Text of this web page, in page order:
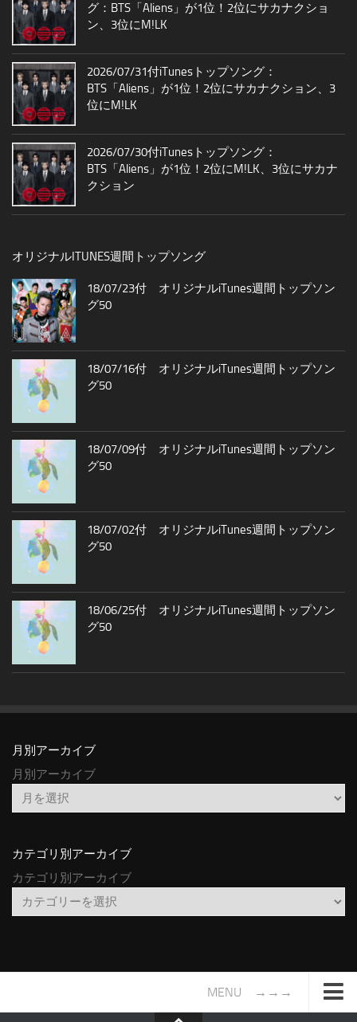
グ：BTS「Aliens」が1位！2位にサカナクショ
ン、3位にM!LK
2026/07/31付iTunesトップソング：
BTS「Aliens」が1位！2位にサカナクション、3
位にM!LK
2026/07/30付iTunesトップソング：
BTS「Aliens」が1位！2位にM!LK、3位にサカナ
クション
オリジナルITUNES週間トップソング
18/07/23付 オリジナルiTunes週間トップソン
グ50
18/07/16付 オリジナルiTunes週間トップソン
グ50
18/07/09付 オリジナルiTunes週間トップソン
グ50
18/07/02付 オリジナルiTunes週間トップソン
グ50
18/06/25付 オリジナルiTunes週間トップソン
グ50
月別アーカイブ
月別アーカイブ
カテゴリ別アーカイブ
カテゴリ別アーカイブ
MENU →→→